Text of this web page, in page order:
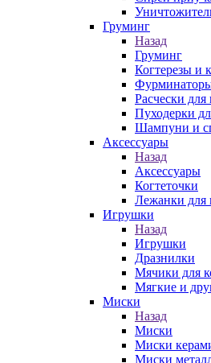
Груминг
Назад
Груминг
Когтерезы и
Расчески для
Пуходерки
Шампуни и
Аксессуары
Назад
Аксессуары
Когтеточки
Лежанки для
Игрушки
Назад
Игрушки
Дразнилки
Мячики для
Мягкие и
Миски
Назад
Миски
Миски
Миски